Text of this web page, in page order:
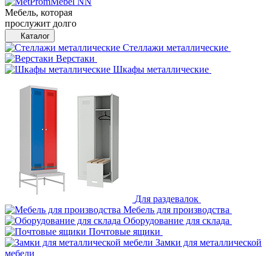
Мебель, которая
прослужит долго
Каталог
Стеллажи металлические
Верстаки
Шкафы металлические
Для раздевалок
Мебель для производства
Оборудование для склада
Почтовые ящики
Замки для металлической
мебели